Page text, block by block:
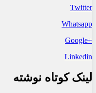
Twitter
Whatsapp
+Google
Linkedin
لینک کوتاه نوشته